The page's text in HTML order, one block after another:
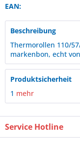
EAN:
Beschreibung
Thermorollen 110/
markenbon, echt
Produktsicherheit
1 mehr
Service Hotline